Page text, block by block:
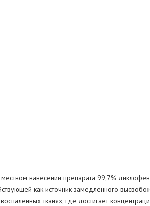
нанесении препарата 99,7%
как источник замедленного
тканях, где достигает